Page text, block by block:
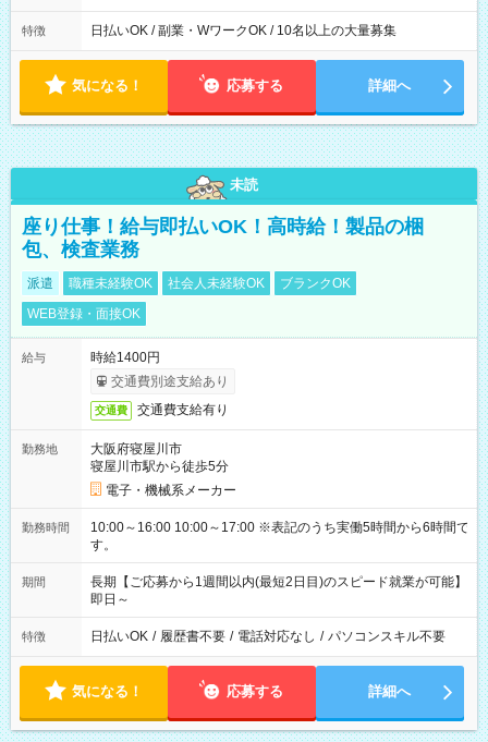
特徴 日払いOK / 副業・WワークOK / 10名以上の大量募集
気になる！ 応募する 詳細へ
未読
座り仕事！給与即払いOK！高時給！製品の梱
包、検査業務
派遣 職種未経験OK 社会人未経験OK
ブランクOK
WEB登録・面接OK
給与
時給1400円
交通費別途支給あり
交通費 交通費支給有り
勤務地
大阪府寝屋川市
寝屋川市駅から徒歩5分
電子・機械系メーカー
勤務時間
10:00～16:00 10:00～17:00 ※表記のうち実働5時間から6時間で
す。
期間
長期【ご応募から1週間以内(最短2日目)のスピード就業が可能】
即日～
特徴 日払いOK / 履歴書不要 / 電話対応なし / パソコンスキル不要
気になる！ 応募する 詳細へ